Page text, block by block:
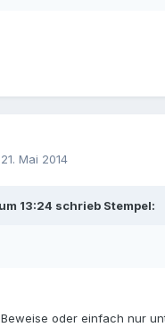
21. Mai 2014
13:24 schrieb Stempel:
oder einfach nur